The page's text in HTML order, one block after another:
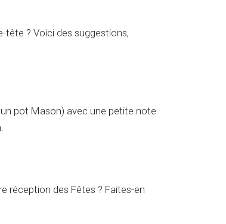
tête ? Voici des suggestions,
pot Mason) avec une petite note
réception des Fêtes ? Faites-en